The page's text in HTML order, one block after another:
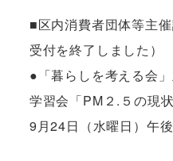
■区内消費者団体等主
受付を終了しました）
●「暮らしを考える会
学習会「PM２.５の現状
9月24日（水曜日）午